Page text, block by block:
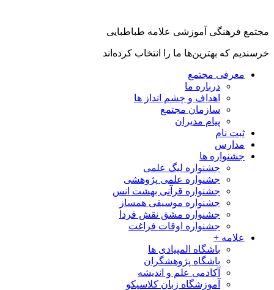
فرهنگی آموزشی علامه طباطبایی
که بهترین‌ها ما را انتخاب کرده‌اند
معرفی مجتمع
درباره ما
اهداف و چشم انداز ها
سازمان مجتمع
پیام مدیران
ثبت نام
مدارس
جشنواره ها
جشنواره لیگ علمی
جشنواره علمی پژوهشی
جشنواره قرآنی بهشت انس
جشنواره موسیقی همساز
جشنواره مشق نقش فردا
جشنواره اوقات فراغت
علامه +
باشگاه المپیادی ها
باشگاه پژوهشگران
آکادمی علم و اندیشه
آموزشگاه زبان کلاسیکو